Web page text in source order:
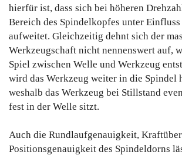
hierfür ist, dass sich bei höheren
Bereich des Spindelkopfes unter
aufweitet. Gleichzeitig dehnt sich der
Werkzeugschaft nicht nennenswert auf,
Spiel zwischen Welle und Werkzeug
wird das Werkzeug weiter in die Spindel
weshalb das Werkzeug bei Stillstand
fest in der Welle sitzt.
Auch die Rundlaufgenauigkeit,
Positionsgenauigkeit des Spindeldorns